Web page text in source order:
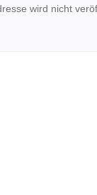
wird nicht